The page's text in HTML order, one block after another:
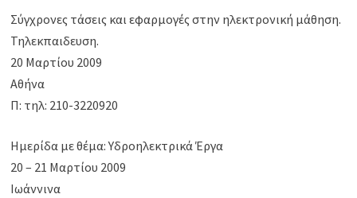
Σύγχρονες τάσεις και εφαρμογές στην ηλεκτρονική μάθηση.
Τηλεκπαιδευση.
20 Μαρτίου 2009
Αθήνα
Π: τηλ: 210-3220920
Ημερίδα με θέμα: Υδροηλεκτρικά Έργα
20 – 21 Μαρτίου 2009
Ιωάννινα